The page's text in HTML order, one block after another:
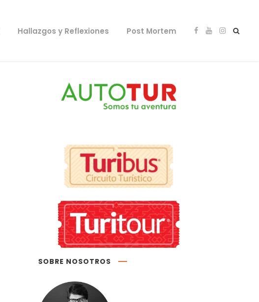
Hallazgos y Reflexiones Post Mortem
SOBRE NOSOTROS